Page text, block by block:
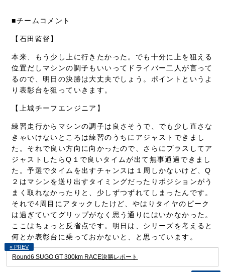
■チームコメント
【石田監督】
本来、もう少し上に行きたかった。でも十分に上を狙える
位置だしマシンの調子もいいってドライバー二人が言って
るので、明日の決勝は大丈夫でしょう。ポイントというよ
り表彰台を狙っていきます。
【上城チーフエンジニア】
練習走行からマシンの調子は良さそうで、でも少し直さな
きゃいけないところは練習のうちにアジャストできまし
た。それで良い方向に向かったので、さらにプラスしてア
ジャストしたらQ１で良いタイムが出て無事通過できまし
た。予選でタイムを出すチャンスは１周しかないけど、Q
２はマシンを送り出すタイミングだったりポジションがう
まく取れなかったりと、少しずつずれてしまったんです。
それで4周目にアタックしたけど、やはりタイヤのピーク
は過ぎていてグリップがなく思う通りにはいかなかった。
ここはちょっと反省点です。明日は、シリーズを考えると
何とか表彰台に乗っておかないと、と思っています。
Round6 SUGO GT 300km RACE決勝レポート